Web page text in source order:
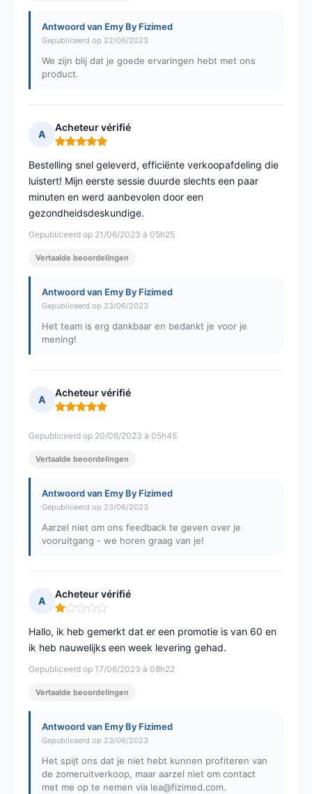
Antwoord van Emy By Fizimed
Gepubliceerd op 22/06/2023
We zijn blij dat je goede ervaringen hebt met ons
product.
A
Acheteur vérifié
Opmerking: 5 van 5
Gepubliceerd op 21/06/2023 à 05h25
Bestelling snel geleverd, efficiënte verkoopafdeling die
luistert! Mijn eerste sessie duurde slechts een paar
minuten en werd aanbevolen door een
gezondheidsdeskundige.
Vertaalde beoordelingen
Antwoord van Emy By Fizimed
Gepubliceerd op 23/06/2023
Het team is erg dankbaar en bedankt je voor je
mening!
A
Acheteur vérifié
Opmerking: 5 van 5
Gepubliceerd op 20/06/2023 à 05h45
Vertaalde beoordelingen
Antwoord van Emy By Fizimed
Gepubliceerd op 23/06/2023
Aarzel niet om ons feedback te geven over je
vooruitgang - we horen graag van je!
A
Acheteur vérifié
Opmerking: 1 van 5
Gepubliceerd op 17/06/2023 à 08h22
Hallo, ik heb gemerkt dat er een promotie is van 60 en
ik heb nauwelijks een week levering gehad.
Vertaalde beoordelingen
Antwoord van Emy By Fizimed
Gepubliceerd op 23/06/2023
Het spijt ons dat je niet hebt kunnen profiteren van
de zomeruitverkoop, maar aarzel niet om contact
met me op te nemen via lea@fizimed.com.